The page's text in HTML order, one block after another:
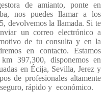
de amianto, ponte en
nos puedes llamar a los
devolvemos la llamada. Si te
un correo electrónico a
de tu consulta y en la
en contacto. Estamos
397,300, disponemos en
en Écija, Sevilla, Jerez y
de profesionales altamente
rápido y económico.